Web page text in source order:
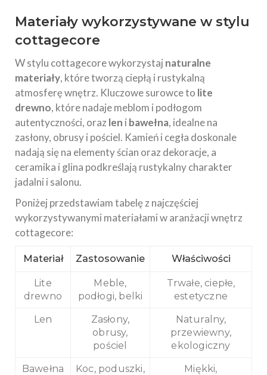
Materiały wykorzystywane w stylu
cottagecore
W stylu cottagecore wykorzystaj naturalne
materiały, które tworzą ciepłą i rustykalną
atmosferę wnętrz. Kluczowe surowce to lite
drewno, które nadaje meblom i podłogom
autentyczności, oraz len i bawełna, idealne na
zasłony, obrusy i pościel. Kamień i cegła doskonale
nadają się na elementy ścian oraz dekoracje, a
ceramika i glina podkreślają rustykalny charakter
jadalni i salonu.
Poniżej przedstawiam tabelę z najczęściej
wykorzystywanymi materiałami w aranżacji wnętrz
cottagecore:
Materiał Zastosowanie Właściwości
Lite
drewno
Meble,
podłogi, belki
Trwałe, ciepłe,
estetyczne
Len
Zasłony,
obrusy,
pościel
Naturalny,
przewiewny,
ekologiczny
Bawełna
Koc, poduszki,
Miękki,